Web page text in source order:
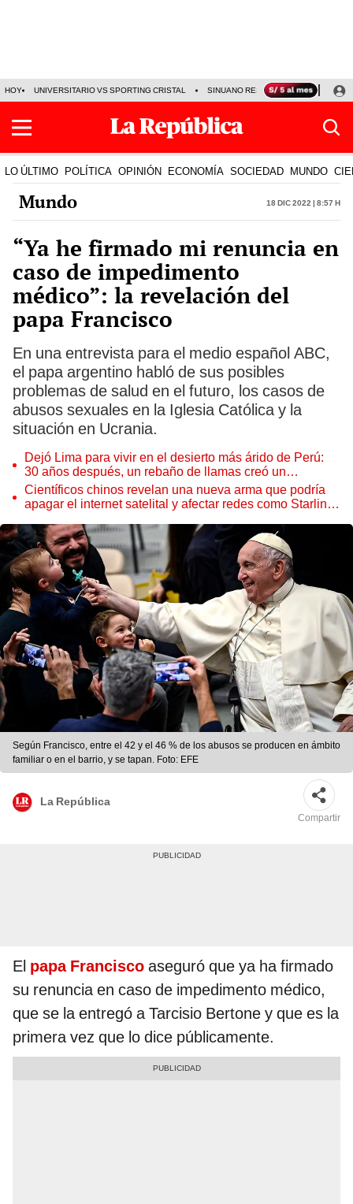
HOY UNIVERSITARIO VS SPORTING CRISTAL SINUANO RESULTADOS HOY
LO ÚLTIMO POLÍTICA OPINIÓN ECONOMÍA SOCIEDAD MUNDO
Mundo 18 Dic 2022 | 8:57 h
“Ya he firmado mi renuncia en
caso de impedimento
médico”: la revelación del
papa Francisco
En una entrevista para el medio español ABC,
el papa argentino habló de sus posibles
problemas de salud en el futuro, los casos de
abusos sexuales en la Iglesia Católica y la
situación en Ucrania.
Dejó Lima para vivir en el desierto más árido de Perú:
30 años después, un rebaño de llamas creó un
sorprendente ecosistema
Científicos chinos revelan una nueva arma que podría
apagar el internet satelital y afectar redes como Starlink
Según Francisco, entre el 42 y el 46 % de los abusos se producen en ámbito
familiar o en el barrio, y se tapan. Foto: EFE
La República
Compartir
El papa Francisco aseguró que ya ha firmado
su renuncia en caso de impedimento médico,
que se la entregó a Tarcisio Bertone y que es la
primera vez que lo dice públicamente.